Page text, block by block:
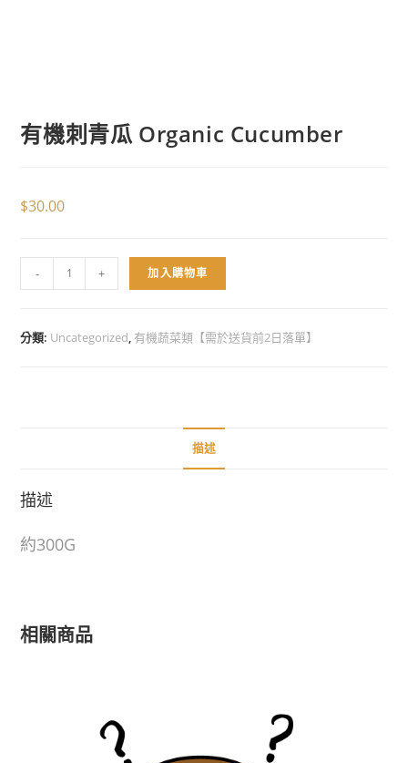
有機刺青瓜 Organic Cucumber
$30.00
- + 加入購物車
分類: Uncategorized 有機蔬菜類【需於送貨前2日落單】
描述
描述
約300G
相關商品